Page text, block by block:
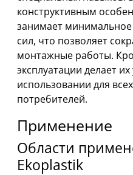
конструктивным
занимает
сил, что позволяет
монтажные работы.
эксплуатации делает
использовании для
потребителей.
Применение
Области
Ekoplastik